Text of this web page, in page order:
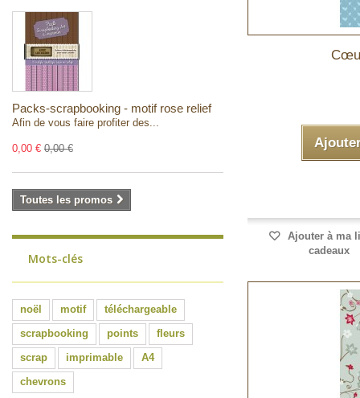
Packs-scrapbooking - motif rose relief
Afin de vous faire profiter des...
0,00 € 0,00 €
Toutes les promos
Mots-clés
noël motif
téléchargeable
scrapbooking
points
fleurs
scrap
imprimable
A4
chevrons
Ajouter à ma
cadeaux